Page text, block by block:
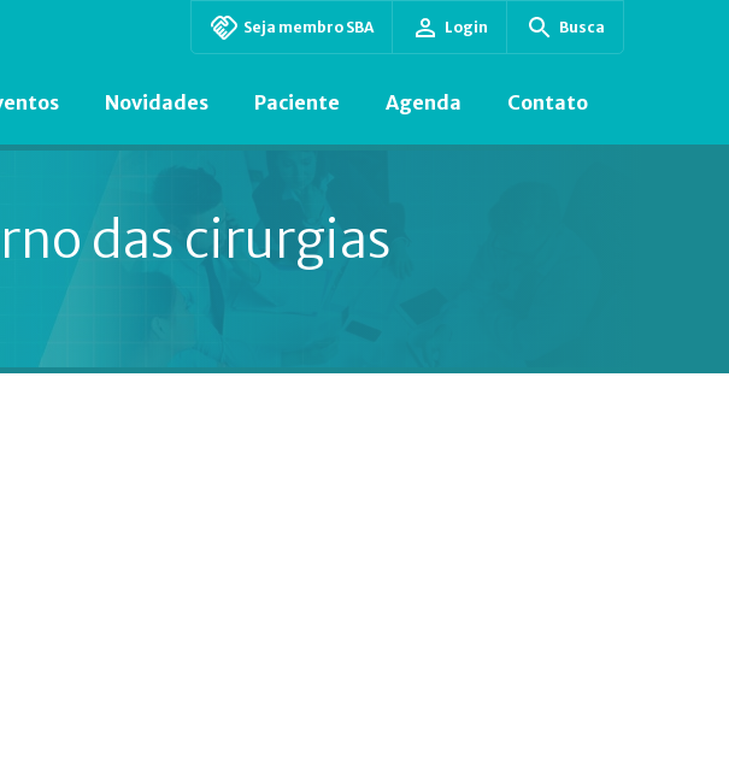
Seja membro SBA Login Busca
Novidades Paciente Agenda Contato
das cirurgias